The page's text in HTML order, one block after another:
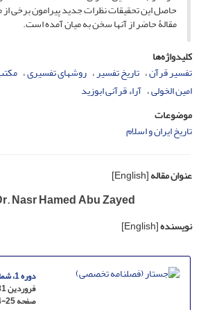
حاصل این تحقیقات نظرات جدید پیرامون برخی
مقالۀ حاضر از آنها سخن به میان آمده است.
کلیدواژه‌ها
تفسیر قرآن تاریخ تفسیر روش­های تفسیری
امین الخولی آراء قرآنی ابوزید
موضوعات
تاریخ ایران و اسلام
عنوان مقاله[English]
Nasr Hamed Abu Zayed
نویسنده[English]
دوره 1، شماره 1 - شماره پیاپی 1
فروردین 1381
صفحه25